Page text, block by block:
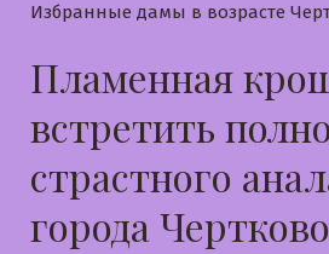
Избранные дамы в возрасте
Пламенная
встретить
страстного
города Чертково